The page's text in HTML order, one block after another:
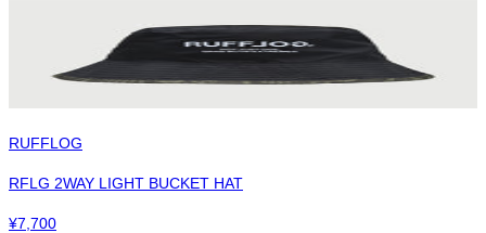
RUFFLOG
RFLG 2WAY LIGHT BUCKET HAT
¥7,700